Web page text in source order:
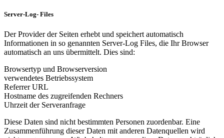
Server-Log- Files
Der Provider der Seiten erhebt und speichert automatisch
Informationen in so genannten Server-Log Files, die Ihr Browser
automatisch an uns übermittelt. Dies sind:
Browsertyp und Browserversion
verwendetes Betriebssystem
Referrer URL
Hostname des zugreifenden Rechners
Uhrzeit der Serveranfrage
Diese Daten sind nicht bestimmten Personen zuordenbar. Eine
Zusammenführung dieser Daten mit anderen Datenquellen wird